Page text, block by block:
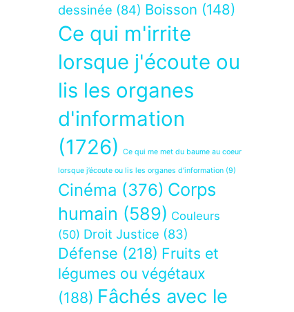
dessinée (84) Boisson (148)
Ce qui m'irrite
lorsque j'écoute ou
lis les organes
d'information
(1726)
Ce qui me met du baume au coeur
lorsque j’écoute ou lis les organes d’information (9)
Cinéma (376) Corps
humain (589) Couleurs
(50) Droit Justice (83)
Défense (218) Fruits et
légumes ou végétaux
(188) Fâchés avec le